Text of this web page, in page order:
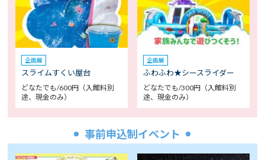
企画展
スライムすくい屋台
どなたでも/600円（入館料別
途、現金のみ）
企画展
ふわふわ★シースライダー
どなたでも/300円（入館料別
途、現金のみ）
事前申込制イベント